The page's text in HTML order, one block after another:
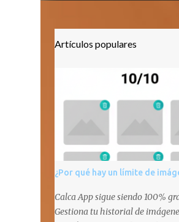
Artículos populares
¿Por qué hay un límite de
Calca App sigue siendo 100%
Gestiona tu historial de